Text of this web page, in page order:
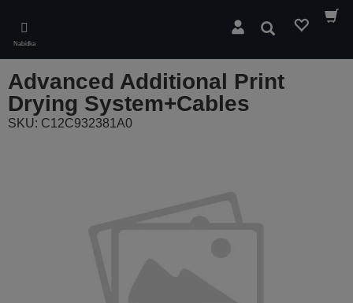
main
content
Nabídka
Hledat
Advanced Additional Print
Drying System+Cables
SKU: C12C932381A0